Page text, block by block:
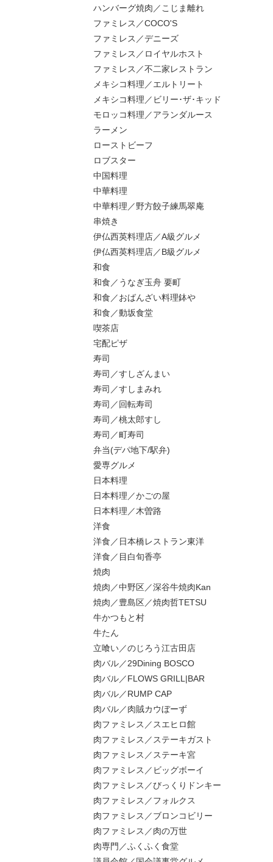
ハンバーグ焼肉／こじま離れ
ファミレス／COCO'S
ファミレス／デニーズ
ファミレス／ロイヤルホスト
ファミレス／不二家レストラン
メキシコ料理／エルトリート
メキシコ料理／ビリー･ザ･キッド
モロッコ料理／アランダルース
ラーメン
ローストビーフ
ロブスター
中国料理
中華料理
中華料理／野方餃子練馬翠庵
串焼き
伊仏西英料理店／A級グルメ
伊仏西英料理店／B級グルメ
和食
和食／うなぎ玉舟 要町
和食／おばんざい料理鉢や
和食／動坂食堂
喫茶店
宅配ピザ
寿司
寿司／すしざんまい
寿司／すしまみれ
寿司／回転寿司
寿司／桃太郎すし
寿司／町寿司
弁当(デパ地下/駅弁)
愛専グルメ
日本料理
日本料理／かごの屋
日本料理／木曽路
洋食
洋食／日本橋レストラン東洋
洋食／目白旬香亭
焼肉
焼肉／中野区／深谷牛焼肉Kan
焼肉／豊島区／焼肉哲TETSU
牛かつもと村
牛たん
立喰い／のじろう江古田店
肉バル／29Dining BOSCO
肉バル／FLOWS GRILL|BAR
肉バル／RUMP CAP
肉バル／肉賊カウぼーず
肉ファミレス／スエヒロ館
肉ファミレス／ステーキガスト
肉ファミレス／ステーキ宮
肉ファミレス／ビッグボーイ
肉ファミレス／びっくりドンキー
肉ファミレス／フォルクス
肉ファミレス／ブロンコビリー
肉ファミレス／肉の万世
肉専門／ふくふく食堂